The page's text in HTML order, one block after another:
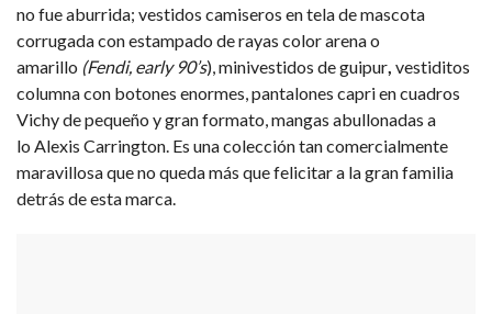
no fue aburrida; vestidos camiseros en tela de mascota
corrugada con estampado de rayas color arena o
amarillo (Fendi, early 90’s), minivestidos de guipur vestiditos
columna con botones enormes, pantalones capri en cuadros
Vichy de pequeño y gran formato, mangas abullonadas a
lo Alexis Carrington. Es una colección tan comercialmente
maravillosa que no queda más que felicitar a la gran familia
detrás de esta marca.